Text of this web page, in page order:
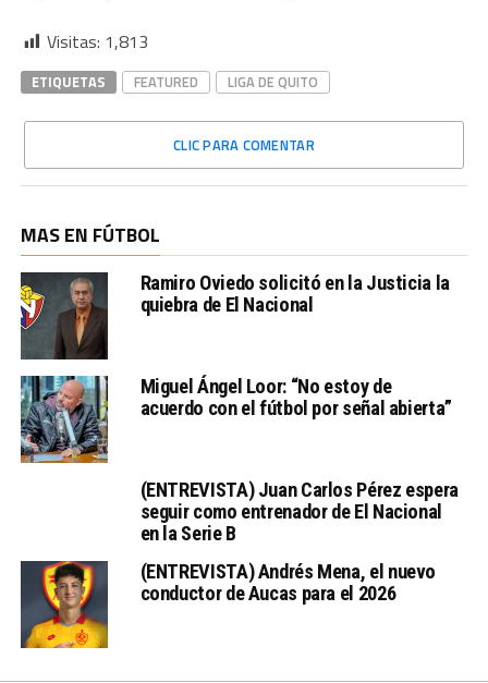
Visitas: 1,813
ETIQUETAS FEATURED LIGA DE QUITO
CLIC PARA COMENTAR
MAS EN FÚTBOL
Ramiro Oviedo solicitó en la Justicia la
quiebra de El Nacional
Miguel Ángel Loor: “No estoy de
acuerdo con el fútbol por señal abierta”
(ENTREVISTA) Juan Carlos Pérez espera
seguir como entrenador de El Nacional
en la Serie B
(ENTREVISTA) Andrés Mena, el nuevo
conductor de Aucas para el 2026